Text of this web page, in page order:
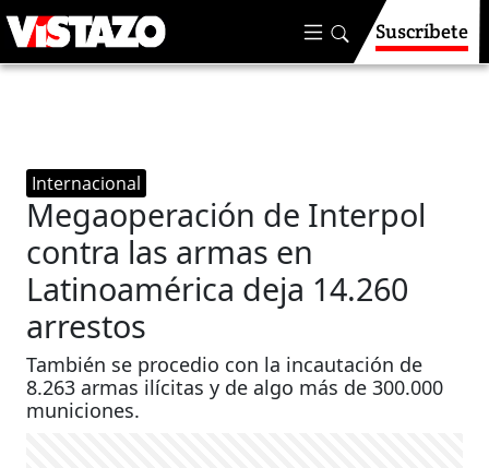
Suscríbete
Internacional
Megaoperación de Interpol
contra las armas en
Latinoamérica deja 14.260
arrestos
También se procedio con la incautación de
8.263 armas ilícitas y de algo más de 300.000
municiones.